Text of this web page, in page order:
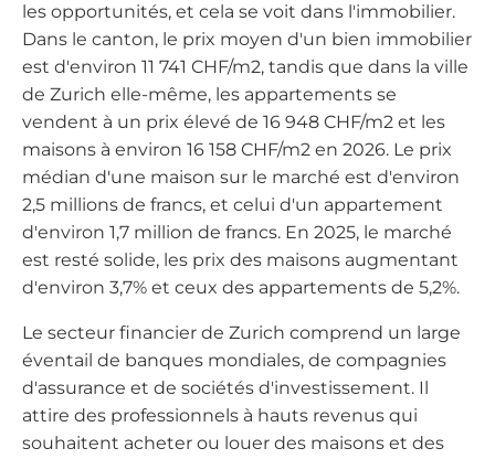
les opportunités, et cela se voit dans l'immobilier.
Dans le canton, le prix moyen d'un bien immobilier
est d'environ 11 741 CHF/m2, tandis que dans la ville
de Zurich elle-même, les appartements se
vendent à un prix élevé de 16 948 CHF/m2 et les
maisons à environ 16 158 CHF/m2 en 2026. Le prix
médian d'une maison sur le marché est d'environ
2,5 millions de francs, et celui d'un appartement
d'environ 1,7 million de francs. En 2025, le marché
est resté solide, les prix des maisons augmentant
d'environ 3,7% et ceux des appartements de 5,2%.
Le secteur financier de Zurich comprend un large
éventail de banques mondiales, de compagnies
d'assurance et de sociétés d'investissement. Il
attire des professionnels à hauts revenus qui
souhaitent acheter ou louer des maisons et des